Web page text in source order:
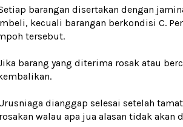
barangan disertakan dengan
kecuali barangan berkondisi C.
tersebut.
barang yang diterima rosak atau
dianggap selesai setelah
walau apa jua alasan tidak akan